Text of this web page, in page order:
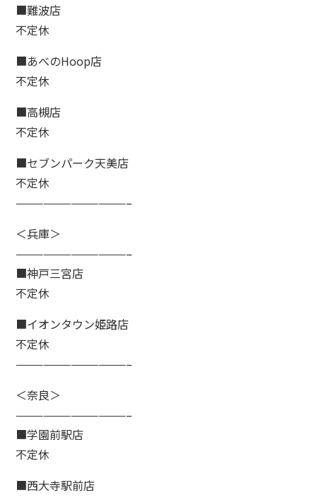
■難波店
不定休
■あべのHoop店
不定休
■高槻店
不定休
■セブンパーク天美店
不定休
————————————–
＜兵庫＞
————————————–
■神戸三宮店
不定休
■イオンタウン姫路店
不定休
————————————–
＜奈良＞
————————————–
■学園前駅店
不定休
■西大寺駅前店